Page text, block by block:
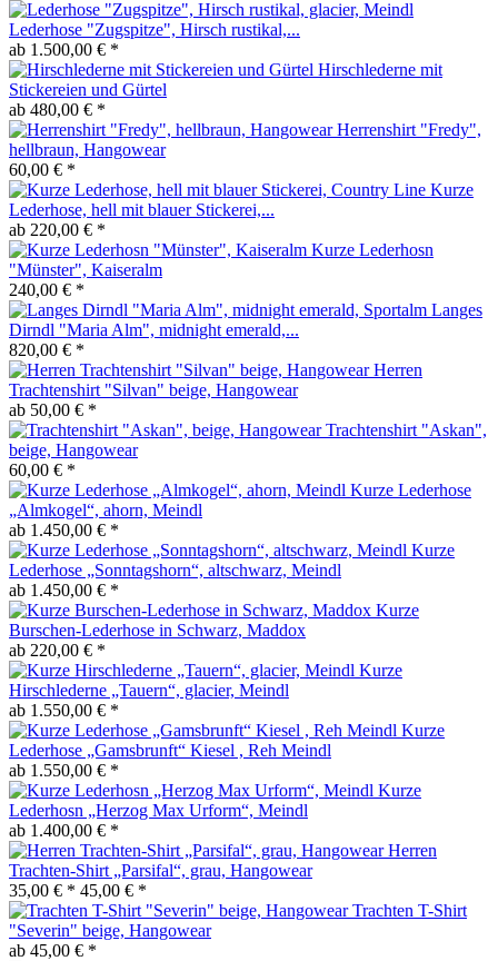
Lederhose "Zugspitze", Hirsch rustikal,...
ab 1.500,00 € *
Hirschlederne mit
Stickereien und Gürtel
ab 480,00 € *
Herrenshirt "Fredy",
hellbraun, Hangowear
60,00 € *
Kurze
Lederhose, hell mit blauer Stickerei,...
ab 220,00 € *
Kurze Lederhosn
"Münster", Kaiseralm
240,00 € *
Langes
Dirndl "Maria Alm", midnight emerald,...
820,00 € *
Herren
Trachtenshirt "Silvan" beige, Hangowear
ab 50,00 € *
Trachtenshirt "Askan",
beige, Hangowear
60,00 € *
Kurze Lederhose
„Almkogel“, ahorn, Meindl
ab 1.450,00 € *
Kurze
Lederhose „Sonntagshorn“, altschwarz, Meindl
ab 1.450,00 € *
Kurze
Burschen-Lederhose in Schwarz, Maddox
ab 220,00 € *
Kurze
Hirschlederne „Tauern“, glacier, Meindl
ab 1.550,00 € *
Kurze
Lederhose „Gamsbrunft“ Kiesel , Reh Meindl
ab 1.550,00 € *
Kurze
Lederhosn „Herzog Max Urform“, Meindl
ab 1.400,00 € *
Herren
Trachten-Shirt „Parsifal“, grau, Hangowear
35,00 € * 45,00 € *
Trachten T-Shirt
"Severin" beige, Hangowear
ab 45,00 € *